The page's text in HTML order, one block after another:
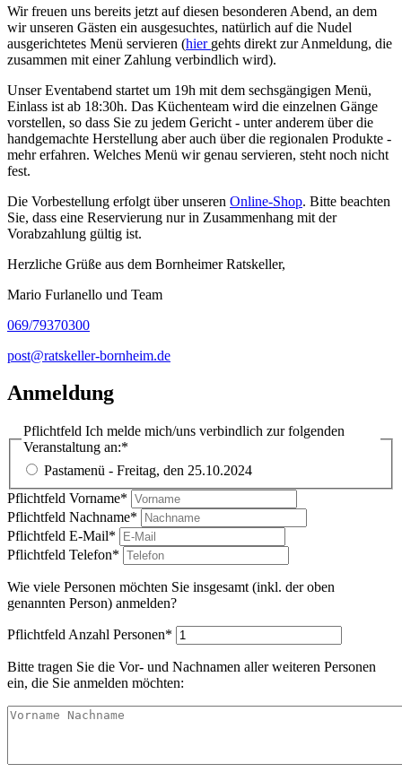
Wir freuen uns bereits jetzt auf diesen besonderen Abend, an dem
wir unseren Gästen ein ausgesuchtes, natürlich auf die Nudel
ausgerichtetes Menü servieren (hier gehts direkt zur Anmeldung, die
zusammen mit einer Zahlung verbindlich wird).
Unser Eventabend startet um 19h mit dem sechsgängigen Menü,
Einlass ist ab 18:30h. Das Küchenteam wird die einzelnen Gänge
vorstellen, so dass Sie zu jedem Gericht - unter anderem über die
handgemachte Herstellung aber auch über die regionalen Produkte -
mehr erfahren. Welches Menü wir genau servieren, steht noch nicht
fest.
Die Vorbestellung erfolgt über unseren Online-Shop. Bitte beachten
Sie, dass eine Reservierung nur in Zusammenhang mit der
Vorabzahlung gültig ist.
Herzliche Grüße aus dem Bornheimer Ratskeller,
Mario Furlanello und Team
069/79370300
post@ratskeller-bornheim.de
Anmeldung
Pflichtfeld Ich melde mich/uns verbindlich zur folgenden
Veranstaltung an:*
Pastamenü - Freitag, den 25.10.2024
Pflichtfeld Vorname*
Pflichtfeld Nachname*
Pflichtfeld E-Mail*
Pflichtfeld Telefon*
Wie viele Personen möchten Sie insgesamt (inkl. der oben
genannten Person) anmelden?
Pflichtfeld Anzahl Personen*
Bitte tragen Sie die Vor- und Nachnamen aller weiteren Personen
ein, die Sie anmelden möchten: